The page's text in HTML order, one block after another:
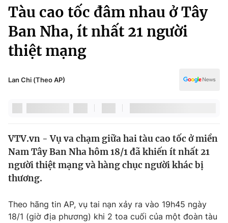
Chuyên mục
Chính trị
Xã hội
Pháp luật
Y tế
Thế giới
Tin tức
Thế giới đó đây
Câu chuyện quốc tế
Kinh tế
Thị trường
Dữ liệu và đời sống
Kinh tế
Thể thao
Truyền hình
Văn hóa - Giải trí
Công nghệ
Tàu cao tốc đâm nhau ở Tây
Ban Nha, ít nhất 21 người
thiệt mạng
Lan Chi (Theo AP)
VTV.vn - Vụ va chạm giữa hai tàu cao tốc ở miền
Nam Tây Ban Nha hôm 18/1 đã khiến ít nhất 21
người thiệt mạng và hàng chục người khác bị
thương.
Theo hãng tin AP, vụ tai nạn xảy ra vào 19h45 ngày
18/1 (giờ địa phương) khi 2 toa cuối của một đoàn tàu